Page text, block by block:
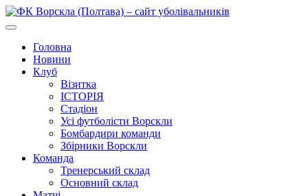
Головна
Новини
Клуб
Візитка
ІСТОРІЯ
Стадіон
Усі футболісти Ворскли
Бомбардири команди
Збірники Ворскли
Команда
Тренерський склад
Основний склад